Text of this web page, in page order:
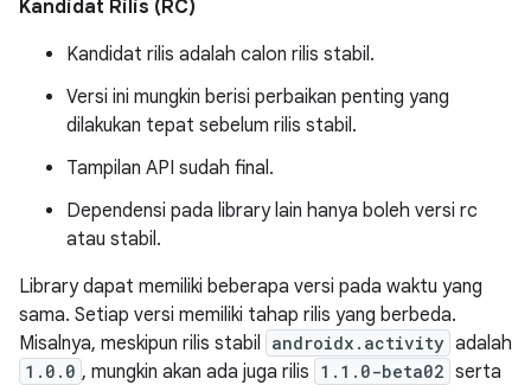
Kandidat Rilis (RC)
Kandidat rilis adalah calon rilis stabil.
Versi ini mungkin berisi perbaikan penting yang
dilakukan tepat sebelum rilis stabil.
Tampilan API sudah final.
Dependensi pada library lain hanya boleh versi rc
atau stabil.
Library dapat memiliki beberapa versi pada waktu yang
sama. Setiap versi memiliki tahap rilis yang berbeda.
Misalnya, meskipun rilis stabil androidx.activity adalah
1.0.0 , mungkin akan ada juga rilis 1.1.0-beta02 serta